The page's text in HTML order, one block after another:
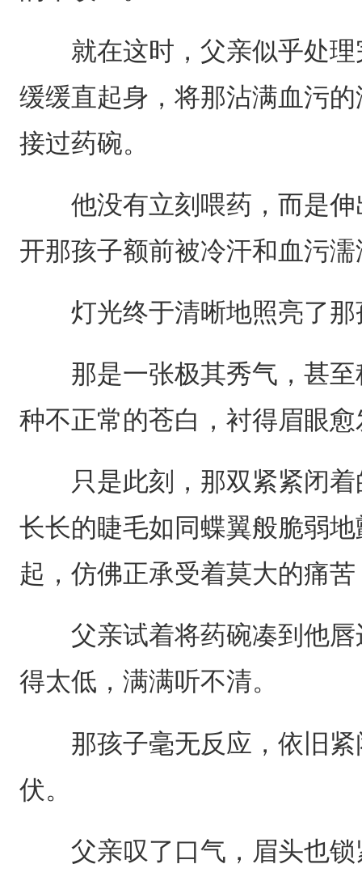
就在这时，父亲似乎处理
缓缓直起身，将那沾满血污
接过药碗。
他没有立刻喂药，而是伸
开那孩子额前被冷汗和血污
灯光终于清晰地照亮了那
那是一张极其秀气，甚至
种不正常的苍白，衬得眉眼
只是此刻，那双紧紧闭着
长长的睫毛如同蝶翼般脆弱
起，仿佛正承受着莫大的痛
父亲试着将药碗凑到他唇
得太低，满满听不清。
那孩子毫无反应，依旧紧
伏。
父亲叹了口气，眉头也锁